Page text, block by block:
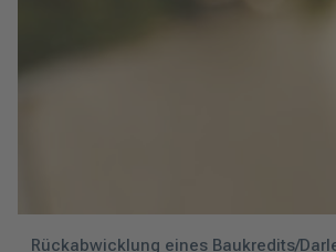
Rückabwicklung eines Baukredits/